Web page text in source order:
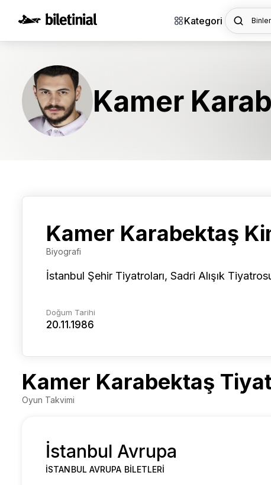
Kategori
Kamer
Kamer Karabektaş
Biyografi
İstanbul Şehir Tiyatroları, Sadri Alışık
Doğum Tarihi
20.11.1986
Kamer Karabektaş
Oyun Takvimi
İstanbul Avrupa
İSTANBUL AVRUPA BILETLERI